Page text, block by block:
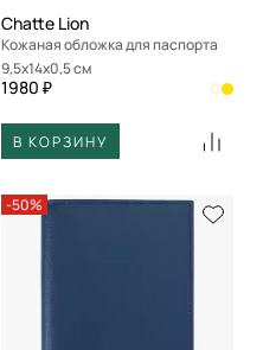
Chatte Lion
Кожаная обложка для паспорта
9,5x14x0,5 см
1980 ₽
В КОРЗИНУ
-50%